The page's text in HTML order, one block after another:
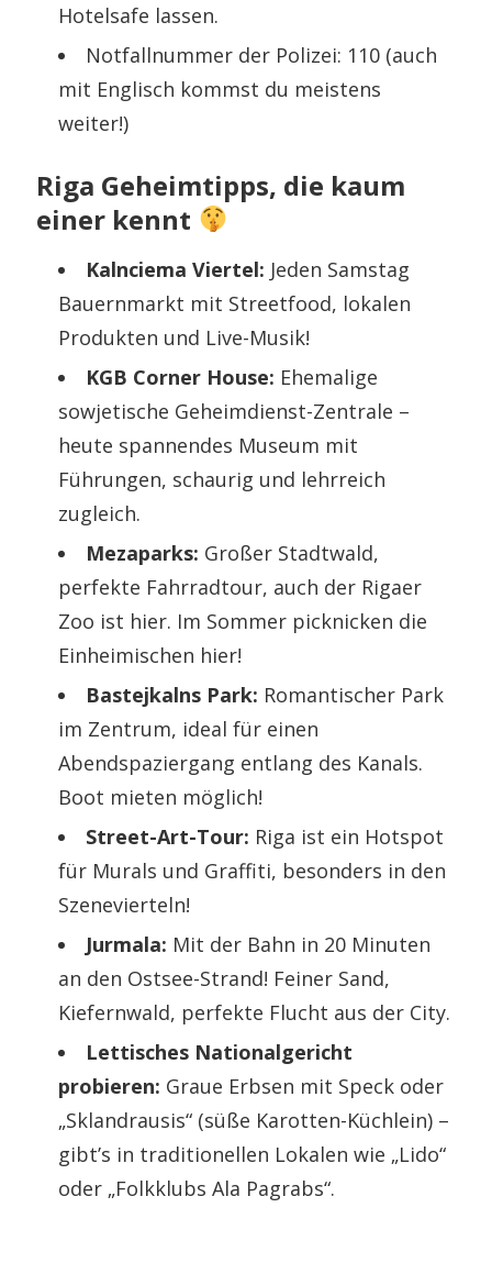
Hotelsafe lassen.
Notfallnummer der Polizei: 110 (auch
mit Englisch kommst du meistens
weiter!)
Riga Geheimtipps, die kaum
einer kennt
Kalnciema Viertel: Jeden Samstag
Bauernmarkt mit Streetfood, lokalen
Produkten und Live-Musik!
KGB Corner House: Ehemalige
sowjetische Geheimdienst-Zentrale –
heute spannendes Museum mit
Führungen, schaurig und lehrreich
zugleich.
Mezaparks: Großer Stadtwald,
perfekte Fahrradtour, auch der Rigaer
Zoo ist hier. Im Sommer picknicken die
Einheimischen hier!
Bastejkalns Park: Romantischer Park
im Zentrum, ideal für einen
Abendspaziergang entlang des Kanals.
Boot mieten möglich!
Street-Art-Tour: Riga ist ein Hotspot
für Murals und Graffiti, besonders in den
Szenevierteln!
Jurmala: Mit der Bahn in 20 Minuten
an den Ostsee-Strand! Feiner Sand,
Kiefernwald, perfekte Flucht aus der City.
Lettisches Nationalgericht
probieren: Graue Erbsen mit Speck oder
„Sklandrausis“ (süße Karotten-Küchlein) –
gibt’s in traditionellen Lokalen wie „Lido“
oder „Folkklubs Ala Pagrabs“.